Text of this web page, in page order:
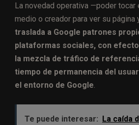
La novedad operativa —poder tocar
medio o creador para ver su
traslada a Google patrones
plataformas sociales, con
la mezcla de tráfico de
tiempo de permanencia del
el entorno de Google
Te puede interesar: La caída